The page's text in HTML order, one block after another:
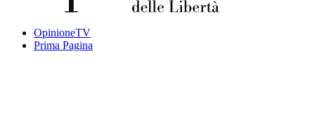
OpinioneTV
Prima Pagina